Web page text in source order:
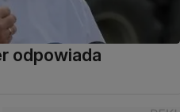
odpowiada